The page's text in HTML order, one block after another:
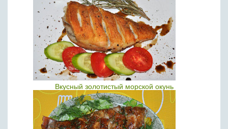
Вкусный золотистый морской окунь